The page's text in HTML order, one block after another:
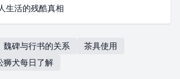
生活的残酷真相
魏碑与行书的关系
茶具使用
狮犬每日了解